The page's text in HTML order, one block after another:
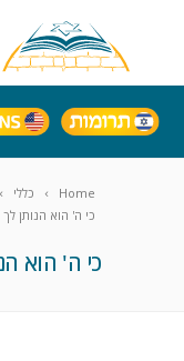
Home כללי
כי ה' הוא הנותן
כי ה' הוא